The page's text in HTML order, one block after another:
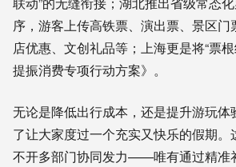
序，游客上传高铁票、演出票、景区
店优惠、文创礼品等；上海更是将“票
提振消费专项行动方案》。
无论是降低出行成本，还是提升游玩体
了让大家度过一个充实又快乐的假期
不开多部门协同发力——唯有通过精准